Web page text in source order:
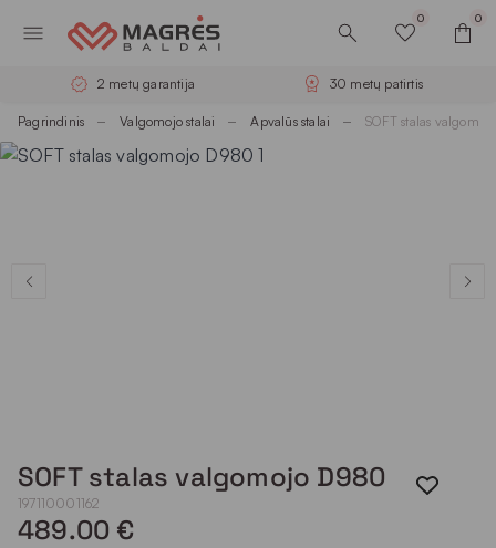
0 0
2 metų garantija 30 metų patirtis
Pagrindinis Valgomojo stalai Apvalūs stalai SOFT stalas
SOFT stalas valgomojo D980
197110001162
489.00 €